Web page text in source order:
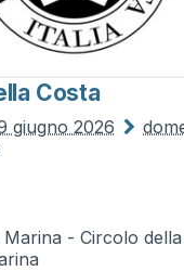
Costa
giugno 2026
- Circolo della